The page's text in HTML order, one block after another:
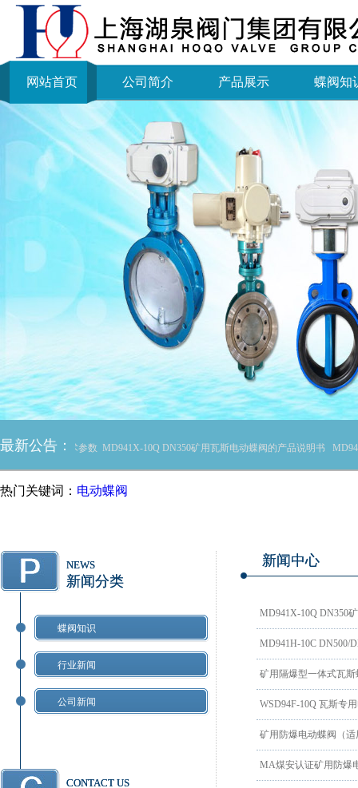
网站首页 公司简介 产品展示 蝶阀知
最新公告：
电动蝶阀的技术参数 MD941X-10Q DN350矿用瓦斯电动蝶阀的产品说明书
热门关键词： 电动蝶阀
NEWS
新闻分类
蝶阀知识
行业新闻
公司新闻
CONTACT US
新闻中心
MD941X-10Q DN350
MD941H-10C DN500/
矿用隔爆型一体式瓦
WSD94F-10Q 瓦斯专
矿用防爆电动蝶阀（
MA煤安认证矿用防爆